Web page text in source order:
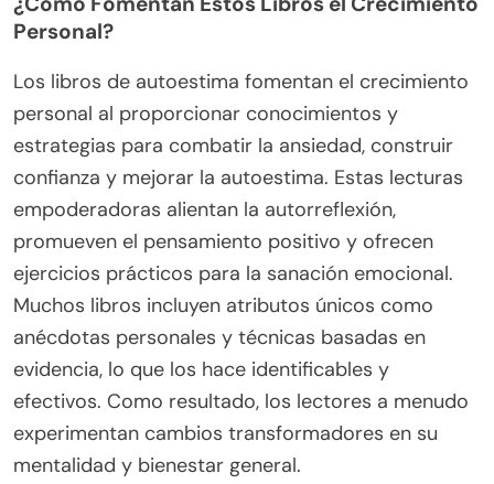
Personal?
Los libros de autoestima fomentan el crecimiento
personal al proporcionar conocimientos y
estrategias para combatir la ansiedad, construir
confianza y mejorar la autoestima. Estas lecturas
empoderadoras alientan la autorreflexión,
promueven el pensamiento positivo y ofrecen
ejercicios prácticos para la sanación emocional.
Muchos libros incluyen atributos únicos como
anécdotas personales y técnicas basadas en
evidencia, lo que los hace identificables y
efectivos. Como resultado, los lectores a menudo
experimentan cambios transformadores en su
mentalidad y bienestar general.